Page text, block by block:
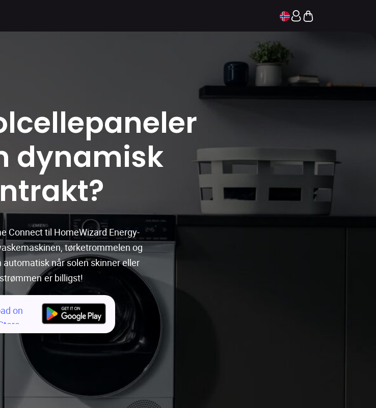
dynamisk
Connect til HomeWizard Energy-
tørketrommelen og
når solen skinner eller
er billigst!